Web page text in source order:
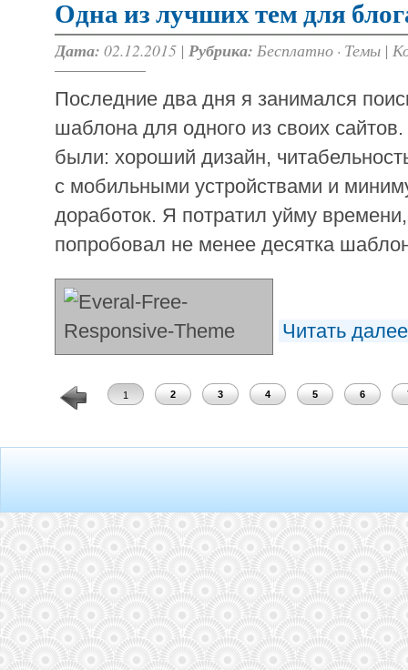
Одна из лучших тем для
Дата: 02.12.2015 | Рубрика: Бесплатно · Темы |
Последние два дня я занимался
шаблона для одного из своих
были: хороший дизайн,
с мобильными устройствами и
доработок. Я потратил уйму
попробовал не менее десятка
Читать
1 2 3 4 5 6